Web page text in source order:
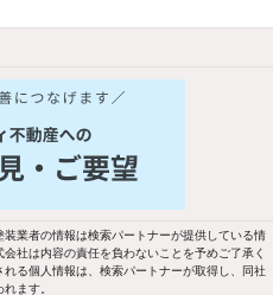
います！
2階以上
ペット相談
独立洗面台
業者の情報は検索パートナーが提供している情
社は内容の責任を負わないことを予めご了承く
る個人情報は、検索パートナーが取得し、同社
ます。